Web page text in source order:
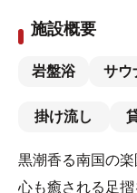
施設概要
岩盤浴 サウ
掛け流し
黒潮香る南国の
心も癒される足摺